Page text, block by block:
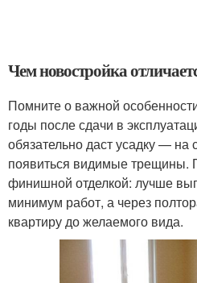
Чем новостройка
Помните о важной
годы после сдачи в
обязательно даст усадку — на
появиться видимые трещины.
финишной отделкой: лучше
минимум работ, а через
квартиру до желаемого вида.